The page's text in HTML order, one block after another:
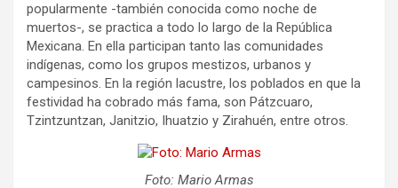
popularmente -también conocida como noche de
muertos-, se practica a todo lo largo de la República
Mexicana. En ella participan tanto las comunidades
indígenas, como los grupos mestizos, urbanos y
campesinos. En la región lacustre, los poblados en que la
festividad ha cobrado más fama, son Pátzcuaro,
Tzintzuntzan, Janitzio, Ihuatzio y Zirahuén, entre otros.
Foto: Mario Armas